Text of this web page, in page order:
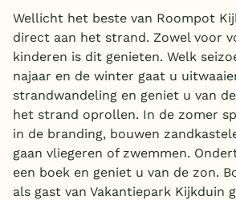
Wellicht het beste van Roompot
direct aan het strand. Zowel voor
kinderen is dit genieten. Welk
najaar en de winter gaat u
strandwandeling en geniet u van
het strand oprollen. In de zomer
in de branding, bouwen
gaan vliegeren of zwemmen.
een boek en geniet u van de zon.
als gast van Vakantiepark Kijkduin